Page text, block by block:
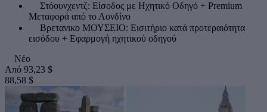
Στόουνχεντζ: Είσοδος με Ηχητικό Οδηγό + Premium
Μεταφορά από το Λονδίνο
Βρετανικο ΜΟΥΣΕΙΟ: Εισιτήριο κατά προτεραιότητα
εισόδου + Εφαρμογή ηχητικού οδηγού
Νέο
Από 93,23 $
88,58 $